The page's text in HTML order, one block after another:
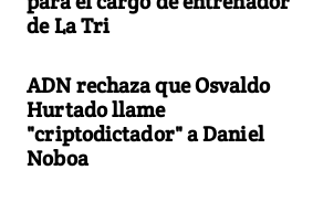
de La Tri
ADN rechaza que Osvaldo
Hurtado llame
"criptodictador" a Daniel
Noboa